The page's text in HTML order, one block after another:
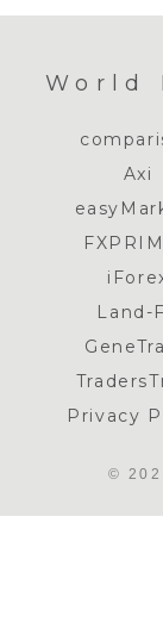
World
Axi
Land-
Privacy
©